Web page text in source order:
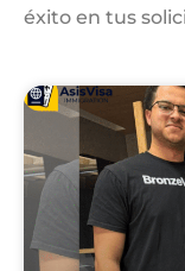
éxito en tus